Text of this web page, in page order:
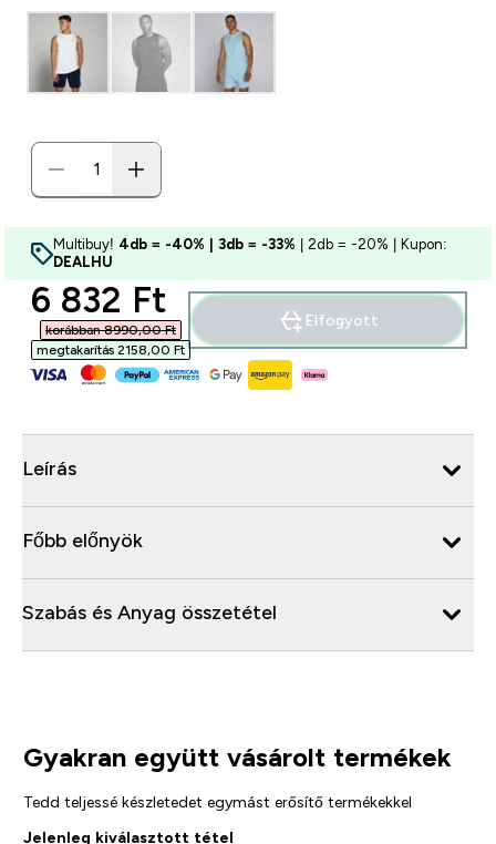
Multibuy! 4db = -40% | 3db = -33% | 2db = -20% | Kupon:
DEALHU
discounted price
6 832 Ft‎
korábban 8990,00 Ft‎
megtakarítás 2158,00 Ft‎
Elfogyott
Leírás
Főbb előnyök
Szabás és Anyag összetétel
Gyakran együtt vásárolt termékek
Tedd teljessé készletedet egymást erősítő termékekkel
Jelenleg kiválasztott tétel